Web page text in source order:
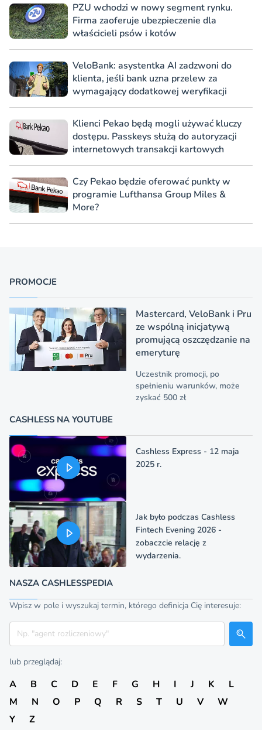
PZU wchodzi w nowy segment rynku.
Firma zaoferuje ubezpieczenie dla
właścicieli psów i kotów
VeloBank: asystentka AI zadzwoni do
klienta, jeśli bank uzna przelew za
wymagający dodatkowej weryfikacji
Klienci Pekao będą mogli używać kluczy
dostępu. Passkeys służą do autoryzacji
internetowych transakcji kartowych
Czy Pekao będzie oferować punkty w
programie Lufthansa Group Miles &
More?
PROMOCJE
Mastercard, VeloBank i Pru
ze wspólną inicjatywą
promującą oszczędzanie na
emeryturę
Uczestnik promocji, po
spełnieniu warunków, może
zyskać 500 zł
CASHLESS NA YOUTUBE
Cashless Express - 12 maja
2025 r.
Jak było podczas Cashless
Fintech Evening 2026 -
zobaczcie relację z
wydarzenia.
NASZA CASHLESSPEDIA
Wpisz w pole i wyszukaj termin, którego definicja Cię interesuje:
Szukaj
lub przeglądaj:
A B C D E F G H I J K
L
M
N O P Q R S T U V
W
Y
Z